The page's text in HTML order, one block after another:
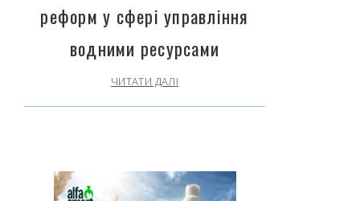
реформ у сфері управління
водними ресурсами
ЧИТАТИ ДАЛІ